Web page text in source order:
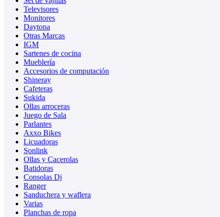
Televisores
Monitores
Daytona
Otras Marcas
IGM
Sartenes de cocina
Mueblería
Accesorios de computación
Shineray
Cafeteras
Sukida
Ollas arroceras
Juego de Sala
Parlantes
Axxo Bikes
Licuadoras
Sonlink
Ollas y Cacerolas
Batidoras
Consolas Dj
Ranger
Sanduchera y waflera
Varias
Planchas de ropa